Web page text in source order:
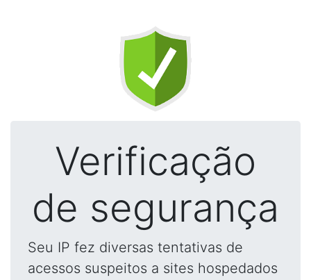
Verificação
de segurança
Seu IP fez diversas tentativas de
acessos suspeitos a sites hospedados